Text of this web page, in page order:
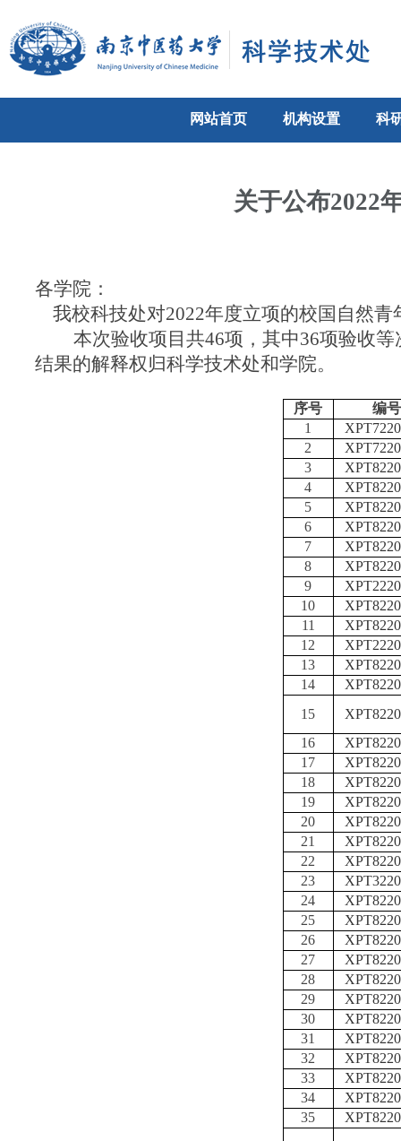
网站首页 机构设置 科
关于公布2022
各学院：
我校科技处对2022年度立项的校国自然
本次验收项目共46项，其中36项验收
结果的解释权归科学技术处和学院。
序号
编号
1
2
3
4
5
6
7
8
9
10
11
12
13
14
15
16
17
18
19
20
21
22
23
24
25
26
27
28
29
30
31
32
33
34
35